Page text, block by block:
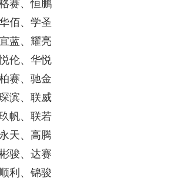
赛、恒鹏
佰、学圣
蓝、耀亮
伦、华悦
赛、驰金
滨、联威
帆、联若
天、高腾
骏、达赛
利、锦骏